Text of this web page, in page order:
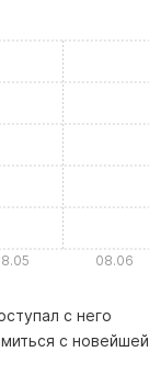
08.06
с него
с новейшей